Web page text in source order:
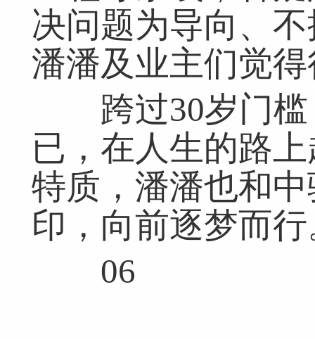
决问题为导向、
潘潘及业主们觉
跨过30岁门槛
已，在人生的路
特质，潘潘也和
印，向前逐梦而
06